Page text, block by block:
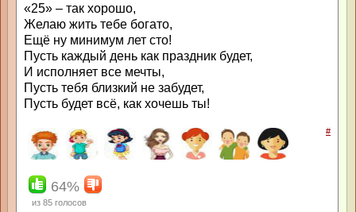
«25» – так хорошо,
Желаю жить тебе богато,
Ещё ну минимум лет сто!
Пусть каждый день как праздник будет,
И исполняет все мечты,
Пусть тебя близкий не забудет,
Пусть будет всё, как хочешь ты!
#
64%
из 85 голосов